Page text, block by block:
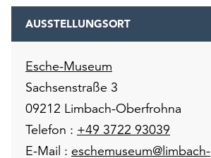
AUSSTELLUNGSORT
Esche-Museum
Sachsenstraße 3
09212 Limbach-Oberfrohna
Telefon : +49 3722 93039
E-Mail : eschemuseum@limbach-